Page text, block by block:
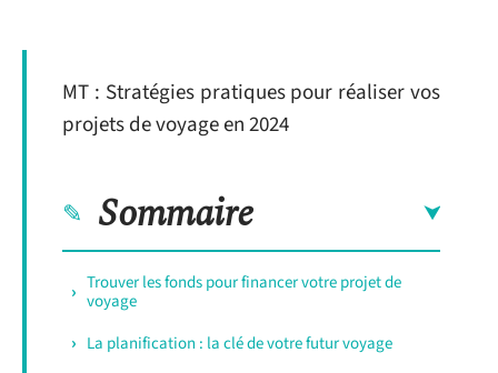
MT : Stratégies pratiques pour réaliser vos
projets de voyage en 2024
Sommaire
Trouver les fonds pour financer votre projet de
voyage
La planification : la clé de votre futur voyage